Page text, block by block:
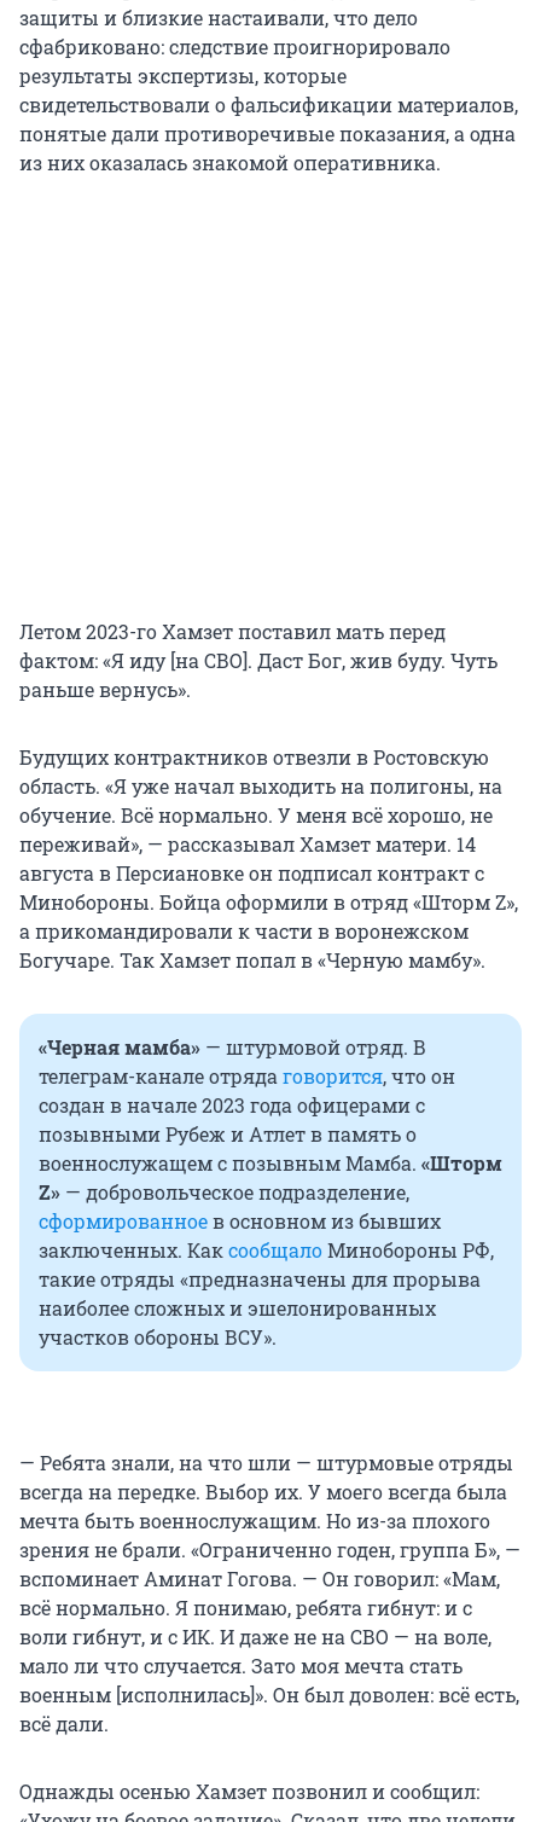
защиты и близкие настаивали, что дело
сфабриковано: следствие проигнорировало
результаты экспертизы, которые
свидетельствовали о фальсификации материалов,
понятые дали противоречивые показания, а одна
из них оказалась знакомой оперативника.
Летом 2023-го Хамзет поставил мать перед
фактом: «Я иду [на СВО]. Даст Бог, жив буду. Чуть
раньше вернусь».
Будущих контрактников отвезли в Ростовскую
область. «Я уже начал выходить на полигоны, на
обучение. Всё нормально. У меня всё хорошо, не
переживай», — рассказывал Хамзет матери. 14
августа в Персиановке он подписал контракт с
Минобороны. Бойца оформили в отряд «Шторм Z»,
а прикомандировали к части в воронежском
Богучаре. Так Хамзет попал в «Черную мамбу».
«Черная мамба» — штурмовой отряд. В
телеграм-канале отрядаговорится, что он
создан в начале 2023 года офицерами с
позывными Рубеж и Атлет в память о
военнослужащем с позывным Мамба. «Шторм
Z» — добровольческое подразделение,
сформированноев основном из бывших
заключенных. КаксообщалоМинобороны РФ,
такие отряды «предназначены для прорыва
наиболее сложных и эшелонированных
участков обороны ВСУ».
— Ребята знали, на что шли — штурмовые отряды
всегда на передке. Выбор их. У моего всегда была
мечта быть военнослужащим. Но из-за плохого
зрения не брали. «Ограниченно годен, группа Б», —
вспоминает Аминат Гогова. — Он говорил: «Мам,
всё нормально. Я понимаю, ребята гибнут: и с
воли гибнут, и с ИК. И даже не на СВО — на воле,
мало ли что случается. Зато моя мечта стать
военным [исполнилась]». Он был доволен: всё есть,
всё дали.
Однажды осенью Хамзет позвонил и сообщил: